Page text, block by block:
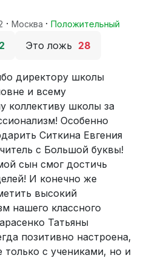
· Москва · Положительный
Это ложь 28
директору школы
и всему
коллективу школы за
Особенно
Ситкина Евгения
с Большой буквы!
сын смог достичь
И конечно же
высокий
нашего классного
Татьяны
позитивно настроена,
только с учениками, но и